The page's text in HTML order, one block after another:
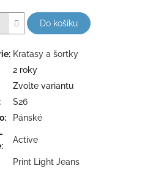
Do košíku
: Kraťasy a šortky
2 roky
Zvolte variantu
:
S26
:
Pánské
:
Active
Print Light Jeans